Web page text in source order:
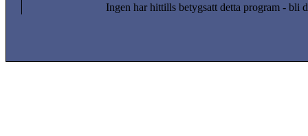
Ingen har hittills betygsatt detta program - bli